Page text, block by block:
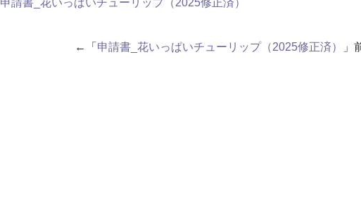
←「 申請書_花いっぱいチューリップ（2025修正済） 」